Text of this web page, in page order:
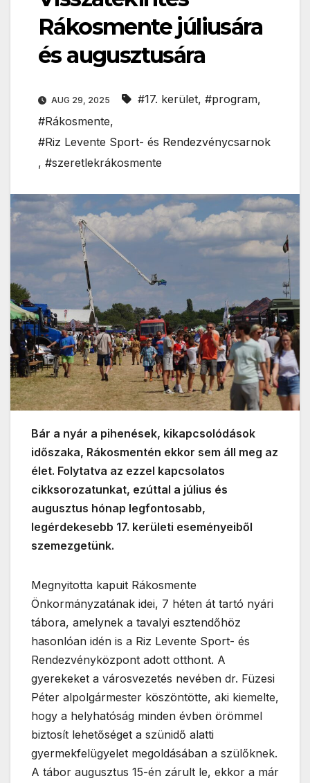
Rákosmente júliusára
és augusztusára
AUG 29, 2025 #17. kerület, #program,
#Rákosmente,
#Riz Levente Sport- és Rendezvénycsarnok
, #szeretlekrákosmente
Bár a nyár a pihenések, kikapcsolódások
időszaka, Rákosmentén ekkor sem áll meg az
élet. Folytatva az ezzel kapcsolatos
cikksorozatunkat, ezúttal a július és
augusztus hónap legfontosabb,
legérdekesebb 17. kerületi eseményeiből
szemezgetünk.
Megnyitotta kapuit Rákosmente
Önkormányzatának idei, 7 héten át tartó nyári
tábora, amelynek a tavalyi esztendőhöz
hasonlóan idén is a Riz Levente Sport- és
Rendezvényközpont adott otthont. A
gyerekeket a városvezetés nevében dr. Füzesi
Péter alpolgármester köszöntötte, aki kiemelte,
hogy a helyhatóság minden évben örömmel
biztosít lehetőséget a szünidő alatti
gyermekfelügyelet megoldásában a szülőknek.
A tábor augusztus 15-én zárult le, ekkor a már